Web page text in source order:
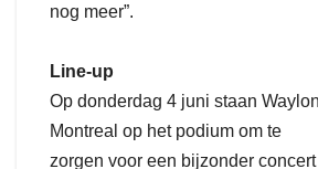
nog meer”.
Line-up
Op donderdag 4 juni staan
Montreal op het podium om te
zorgen voor een bijzonder